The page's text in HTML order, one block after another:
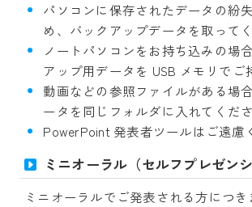
パソコンに保存されたデータの紛
め、バックアップデータを取ってく
ノートパソコンをお持ち込みの場
アップ用データを USB メモリでご
動画などの参照ファイルがある場
ータを同じフォルダに入れてくださ
PowerPoint 発表者ツールはご遠慮
ミニオーラル（セルフプレゼンシ
ミニオーラルでご発表される方につ